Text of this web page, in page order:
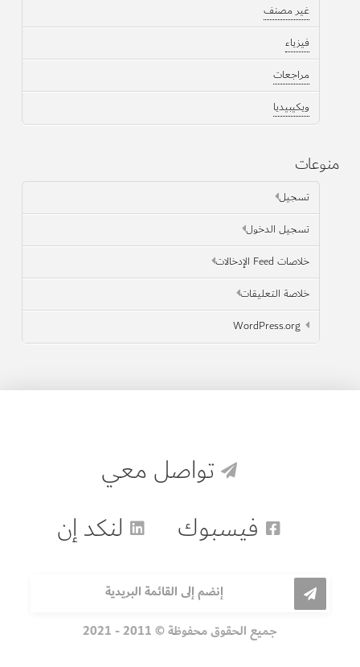
غير مصنف
فيزياء
مراجعات
ويكيبيديا
منوعات
تسجيل
تسجيل الدخول
خلاصات Feed الإدخالات
خلاصة التعليقات
WordPress.org
تواصل معي
فيسبوك
لنكد إن
إنضم إلى القائمة البريدية
جميع الحقوق محفوظة © 2011 - 2021